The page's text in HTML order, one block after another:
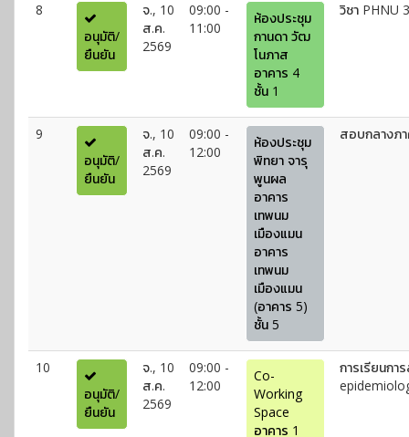
8
อนุมัติ/
ยืนยัน
จ., 10
ส.ค.
2569
09:00 -
11:00
ห้องประชุม
กานดา วัฒ
โนภาส
อาคาร 4
ชั้น 1
วิชา PHNU
9
อนุมัติ/
ยืนยัน
จ., 10
ส.ค.
2569
09:00 -
12:00
ห้องประชุม
พิทยา จารุ
พูนผล
อาคาร
เทพนม
เมืองแมน
อาคาร
เทพนม
เมืองแมน
(อาคาร 5)
ชั้น 5
สอบกลางภา
10
อนุมัติ/
ยืนยัน
จ., 10
ส.ค.
2569
09:00 -
12:00
Co-
Working
Space
อาคาร 1
การเรียนกา